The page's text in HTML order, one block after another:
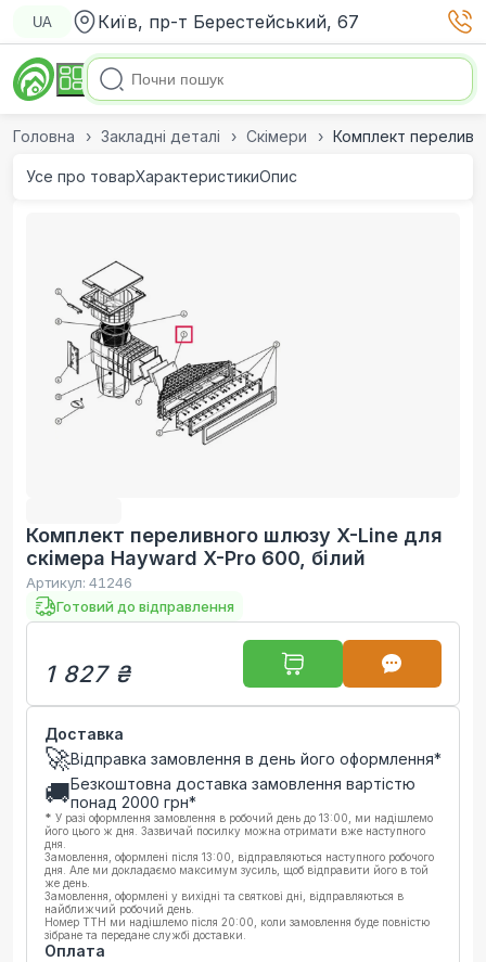
UA Київ, пр-т Берестейський, 67
Головна Закладні деталі Скімери Комплект
Усе про товарХарактеристикиОпис
Комплект переливного шлюзу X-Line для
скімера Hayward X-Pro 600, білий
Артикул: 41246
Готовий до відправлення
1 827 ₴
Доставка
🚀Відправка замовлення в день його оформлення*
🚚Безкоштовна доставка замовлення вартістю
понад 2000 грн*
* У разі оформлення замовлення в робочий день до 13:00, ми надішлемо
його цього ж дня. Зазвичай посилку можна отримати вже наступного
дня.
Замовлення, оформлені після 13:00, відправляються наступного робочого
дня. Але ми докладаємо максимум зусиль, щоб відправити його в той
же день.
Замовлення, оформлені у вихідні та святкові дні, відправляються в
найближчий робочий день.
Номер ТТН ми надішлемо після 20:00, коли замовлення буде повністю
зібране та передане службі доставки.
Оплата